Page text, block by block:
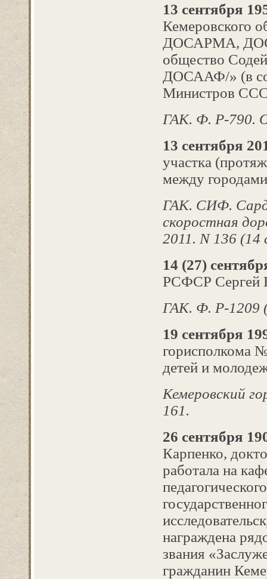
13 сентября
Кемеровского
ДОСАРМА,
общество
ДОСААФ/» (в
Министров
ГАК. Ф. Р-790.
13 сентября
участка
между
ГАК. СИФ.
скоростная
2011. N 136 (14
14 (27)
РСФСР Сергей
ГАК. Ф. Р‑1209
19 сентября
горисполкома
детей и
Кемеровский
161.
26 сентября
Карпенко,
работала на
награждена
звания
гражданин